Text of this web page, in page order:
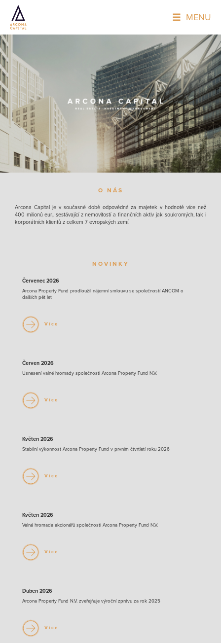
MENU
O NÁS
Arcona Capital je v současné době odpovědná za majetek v hodnotě více než
400 milionů eur, sestávající z nemovitostí a finančních aktiv jak soukromých, tak i
korporátních klientů z celkem 7 evropských zemí.
NOVINKY
Červenec 2026
Arcona Property Fund prodloužil nájemní smlouvu se společností ANCOM o
dalších pět let
Více
Červen 2026
Usnesení valné hromady společnosti Arcona Property Fund N.V.
Více
Květen 2026
Stabilní výkonnost Arcona Property Fund v prvním čtvrtletí roku 2026
Více
Květen 2026
Valná hromada akcionářů společnosti Arcona Property Fund N.V.
Více
Duben 2026
Arcona Property Fund N.V. zveřejňuje výroční zprávu za rok 2025
Více